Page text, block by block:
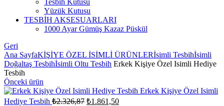
Tesbih Kutusu
Yüzük Kutusu
TESBİH AKSESUARLARI
1000 Ayar Gümüş Kazaz Püskül
Geri
Ana SayfaKİŞİYE ÖZEL İSİMLİ ÜRÜNLERİsimli Tesbihİsimli
Doğaltaş Tesbihİsimli Oltu Tesbih Erkek Kişiye Özel Isimli Hediye
Tesbih
Önceki ürün
Erkek Kişiye Özel Isimli
Hediye Tesbih ₺2.326,87 Orijinal
₺1.861,50Şu